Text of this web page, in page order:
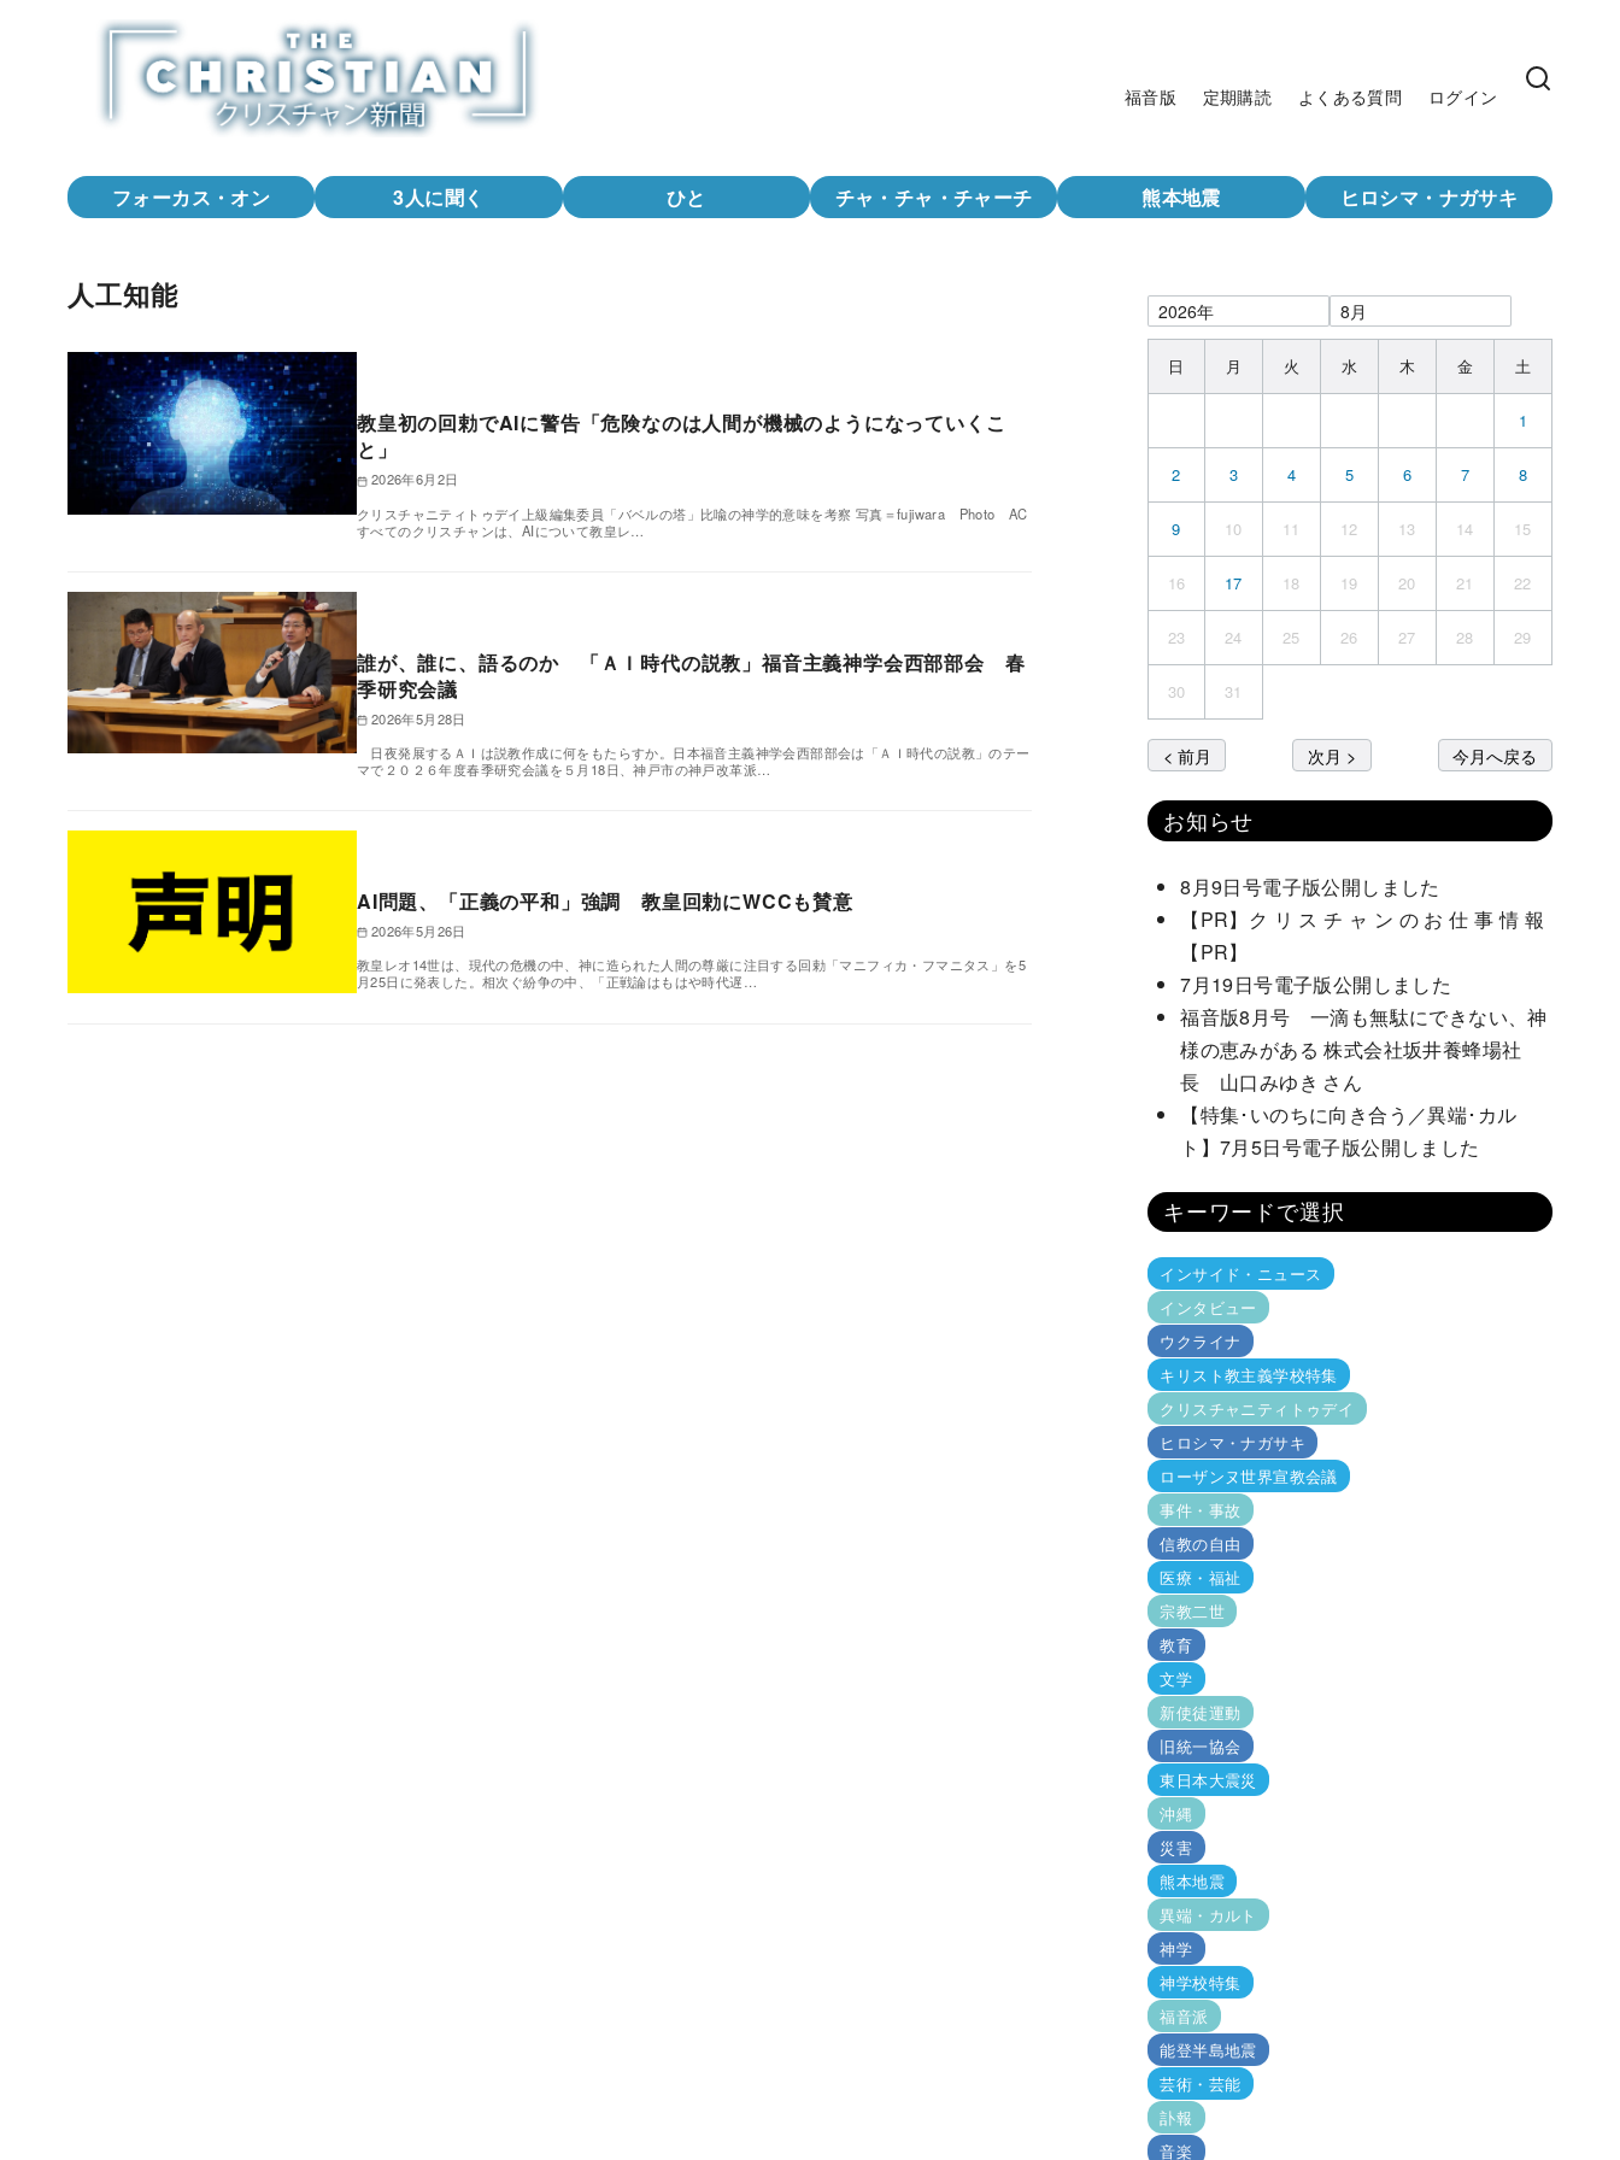
福音版 定期購読 よくある質問 ログイン
フォーカス・オン 3人に聞く ひと チャ・チャ・チャーチ 熊本地震 ヒロシマ・ナガサキ
人工知能
教皇初の回勅でAIに警告「危険なのは人間が機械のようになっていくこ
と」
2026年6月2日
クリスチャニティトゥデイ上級編集委員「バベルの塔」比喩の神学的意味を考察 写真＝fujiwara Photo AC
すべてのクリスチャンは、AIについて教皇レ…
誰が、誰に、語るのか 「ＡＩ時代の説教」福音主義神学会西部部会 春
季研究会議
2026年5月28日
日夜発展するＡＩは説教作成に何をもたらすか。日本福音主義神学会西部部会は「ＡＩ時代の説教」のテー
マで２０２６年度春季研究会議を５月18日、神戸市の神戸改革派…
AI問題、「正義の平和」強調 教皇回勅にWCCも賛意
2026年5月26日
教皇レオ14世は、現代の危機の中、神に造られた人間の尊厳に注目する回勅「マニフィカ・フマニタス」を5
月25日に発表した。相次ぐ紛争の中、「正戦論はもはや時代遅…
日 月 火 水 木 金 土
1
2 3 4 5 6 7 8
9 10 11 12 13 14 15
16 17 18 19 20 21 22
23 24 25 26 27 28 29
30 31
< 前月 次月 > 今月へ戻る
お知らせ
8月9日号電子版公開しました
【PR】ク リ ス チ ャ ン の お 仕 事 情 報
【PR】
7月19日号電子版公開しました
福音版8月号 一滴も無駄にできない、神
様の恵みがある 株式会社坂井養蜂場社
長 山口みゆき さん
【特集･いのちに向き合う／異端･カル
ト】7月5日号電子版公開しました
キーワードで選択
インサイド・ニュース
インタビュー
ウクライナ
キリスト教主義学校特集
クリスチャニティトゥデイ
ヒロシマ・ナガサキ
ローザンヌ世界宣教会議
事件・事故
信教の自由
医療・福祉
宗教二世
教育
文学
新使徒運動
旧統一協会
東日本大震災
沖縄
災害
熊本地震
異端・カルト
神学
神学校特集
福音派
能登半島地震
芸術・芸能
訃報
音楽